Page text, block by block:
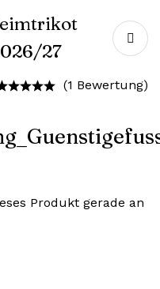
27
(1 Bewertung)
Produkt gerade an